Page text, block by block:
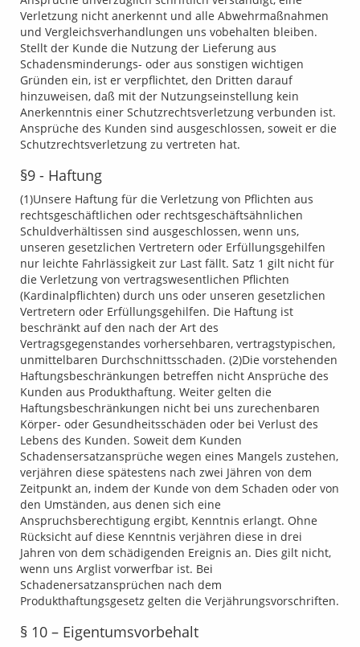
Verletzung nicht anerkennt und alle Abwehrmaßnahmen
und Vergleichsverhandlungen uns vobehalten bleiben.
Stellt der Kunde die Nutzung der Lieferung aus
Schadensminderungs- oder aus sonstigen wichtigen
Gründen ein, ist er verpflichtet, den Dritten darauf
hinzuweisen, daß mit der Nutzungseinstellung kein
Anerkenntnis einer Schutzrechtsverletzung verbunden ist.
Ansprüche des Kunden sind ausgeschlossen, soweit er die
Schutzrechtsverletzung zu vertreten hat.
§9 - Haftung
(1)Unsere Haftung für die Verletzung von Pflichten aus
rechtsgeschäftlichen oder rechtsgeschäftsähnlichen
Schuldverhältissen sind ausgeschlossen, wenn uns,
unseren gesetzlichen Vertretern oder Erfüllungsgehilfen
nur leichte Fahrlässigkeit zur Last fällt. Satz 1 gilt nicht für
die Verletzung von vertragswesentlichen Pflichten
(Kardinalpflichten) durch uns oder unseren gesetzlichen
Vertretern oder Erfüllungsgehilfen. Die Haftung ist
beschränkt auf den nach der Art des
Vertragsgegenstandes vorhersehbaren, vertragstypischen,
unmittelbaren Durchschnittsschaden. (2)Die vorstehenden
Haftungsbeschränkungen betreffen nicht Ansprüche des
Kunden aus Produkthaftung. Weiter gelten die
Haftungsbeschränkungen nicht bei uns zurechenbaren
Körper- oder Gesundheitsschäden oder bei Verlust des
Lebens des Kunden. Soweit dem Kunden
Schadensersatzansprüche wegen eines Mangels zustehen,
verjähren diese spätestens nach zwei Jähren von dem
Zeitpunkt an, indem der Kunde von dem Schaden oder von
den Umständen, aus denen sich eine
Anspruchsberechtigung ergibt, Kenntnis erlangt. Ohne
Rücksicht auf diese Kenntnis verjähren diese in drei
Jahren von dem schädigenden Ereignis an. Dies gilt nicht,
wenn uns Arglist vorwerfbar ist. Bei
Schadenersatzansprüchen nach dem
Produkthaftungsgesetz gelten die Verjährungsvorschriften.
§ 10 – Eigentumsvorbehalt